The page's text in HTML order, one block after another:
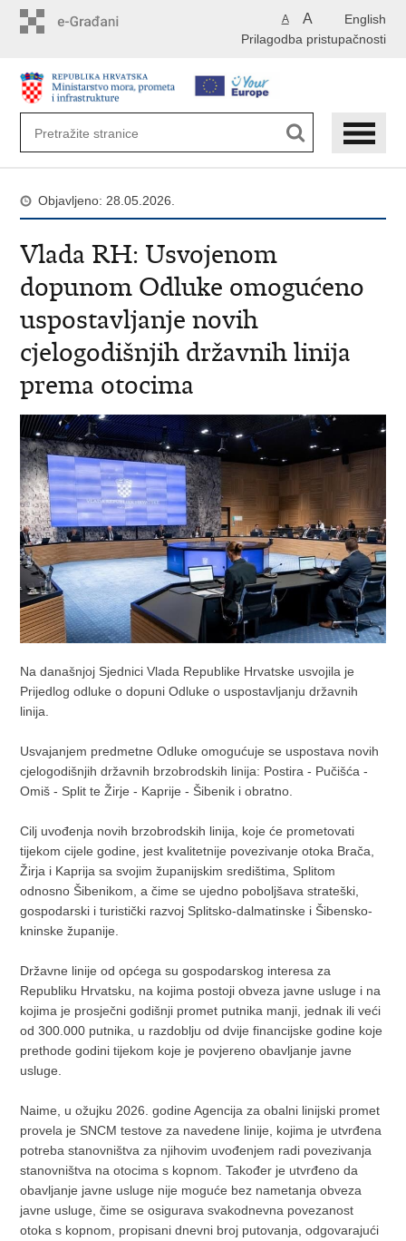
English
A A
Prilagodba pristupačnosti
Objavljeno: 28.05.2026.
Vlada RH: Usvojenom
dopunom Odluke omogućeno
uspostavljanje novih
cjelogodišnjih državnih linija
prema otocima
Na današnjoj Sjednici Vlada Republike Hrvatske usvojila je
Prijedlog odluke o dopuni Odluke o uspostavljanju državnih
linija.
Usvajanjem predmetne Odluke omogućuje se uspostava novih
cjelogodišnjih državnih brzobrodskih linija: Postira - Pučišća -
Omiš - Split te Žirje - Kaprije - Šibenik i obratno.
Cilj uvođenja novih brzobrodskih linija, koje će prometovati
tijekom cijele godine, jest kvalitetnije povezivanje otoka Brača,
Žirja i Kaprija sa svojim županijskim središtima, Splitom
odnosno Šibenikom, a čime se ujedno poboljšava strateški,
gospodarski i turistički razvoj Splitsko-dalmatinske i Šibensko-
kninske županije.
Državne linije od općega su gospodarskog interesa za
Republiku Hrvatsku, na kojima postoji obveza javne usluge i na
kojima je prosječni godišnji promet putnika manji, jednak ili veći
od 300.000 putnika, u razdoblju od dvije financijske godine koje
prethode godini tijekom koje je povjereno obavljanje javne
usluge.
Naime, u ožujku 2026. godine Agencija za obalni linijski promet
provela je SNCM testove za navedene linije, kojima je utvrđena
potreba stanovništva za njihovim uvođenjem radi povezivanja
stanovništva na otocima s kopnom. Također je utvrđeno da
obavljanje javne usluge nije moguće bez nametanja obveza
javne usluge, čime se osigurava svakodnevna povezanost
otoka s kopnom, propisani dnevni broj putovanja, odgovarajući